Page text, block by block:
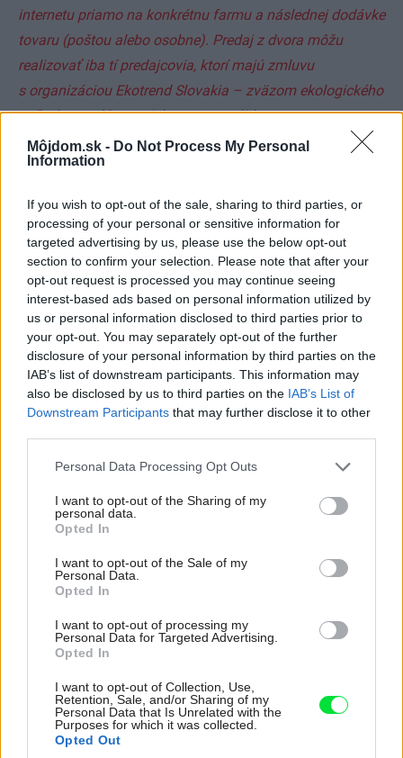
Môjdom.sk - Do Not Process My Personal
Information
If you wish to opt-out of the sale, sharing to third parties, or
processing of your personal or sensitive information for
targeted advertising by us, please use the below opt-out
section to confirm your selection. Please note that after your
opt-out request is processed you may continue seeing
interest-based ads based on personal information utilized by
us or personal information disclosed to third parties prior to
your opt-out. You may separately opt-out of the further
disclosure of your personal information by third parties on the
IAB’s list of downstream participants. This information may
also be disclosed by us to third parties on the IAB’s List of
Downstream Participants that may further disclose it to other
Please note that this website/app uses one or more Google
not limited to your visit or usage behaviour. You may click to
grant or deny consent to Google and its third-party tags to
use your data for below specified purposes in below Google
consent section.
Personal Data Processing Opt Outs
I want to opt-out of the Sharing of my
personal data.
Opted In
I want to opt-out of the Sale of my
Personal Data.
Opted In
I want to opt-out of processing my
Personal Data for Targeted Advertising.
Opted In
I want to opt-out of Collection, Use,
Retention, Sale, and/or Sharing of my
Personal Data that Is Unrelated with the
Purposes for which it was collected.
Opted Out
internetu priamo na konkrétnu farmu a následnej dodávke
tovaru (poštou alebo osobne). Predaj z dvora môžu
realizovať iba tí predajcovia, ktorí majú zmluvu
s organizáciou Ekotrend Slovakia – zväzom ekologického
poľnohospodárstva. Ich zoznam nájdete na
www.predajzdvora.sk.
Ďalšie informácie o bio- a ekoproduktoch nájdete na:
www.uksup.sk, Ústredný kontrolný a skúšobný ústav
poľnohospodársky
www.naturalis.sk, inšpekčná organizácia zaoberajúca sa
kontrolou a certifikáciou v oblasti ekologickej
poľnohospodárskej výroby
www.biospotrebitel.sk, informačný portál o eko­logickom
poľnohospodárstve a živote v súlade s prírodou
policy/legislation_sk , legislatíva EÚ o ekologickom
poľnohospodárstve
Článok vznikol v spolupráci
s časopisom
1024462